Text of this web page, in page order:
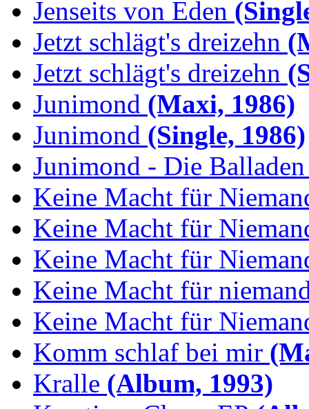
Jenseits von Eden
Jetzt schlägt's dreizehn
Jetzt schlägt's dreizehn
Junimond (Maxi, 1986)
Junimond (Single, 1986)
Junimond - Die Balladen
Keine Macht für
Keine Macht für
Keine Macht für
Keine Macht für
Keine Macht für
Komm schlaf bei mir
Kralle (Album, 1993)